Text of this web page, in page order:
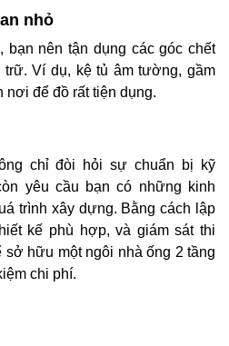
nhỏ
nên tận dụng các góc chết
Ví dụ, kệ tủ âm tường, gầm
nơi để đồ rất tiện dụng.
chỉ đòi hỏi sự chuẩn bị kỹ
yêu cầu bạn có những kinh
trình xây dựng. Bằng cách lập
kế phù hợp, và giám sát thi
sở hữu một ngôi nhà ống 2 tầng
chi phí.